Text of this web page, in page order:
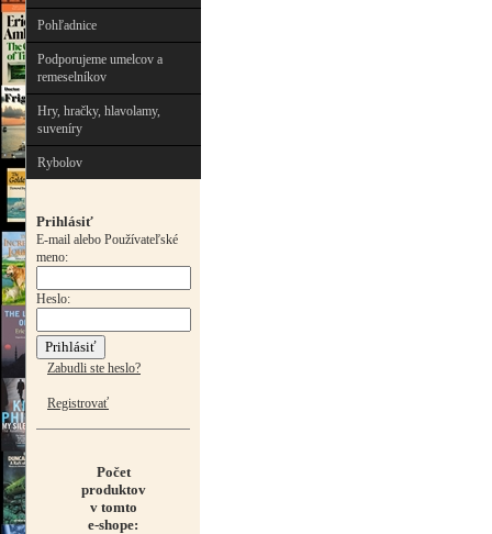
Pohľadnice
Podporujeme umelcov a
remeselníkov
Hry, hračky, hlavolamy,
suveníry
Rybolov
Prihlásiť
E-mail alebo Používateľské
meno:
Heslo:
Zabudli ste heslo?
Registrovať
Počet
produktov
v tomto
e-shope: